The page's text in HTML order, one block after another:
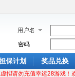
用户名
密码
保计划 奖品兑换
拟请勿充值幸运28游戏